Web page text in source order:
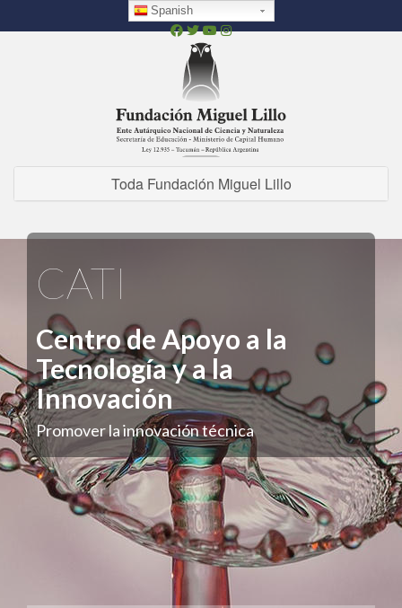
Spanish
Toda Fundación Miguel Lillo
CATI
Centro de Apoyo a la
Tecnología y a la
Innovación
Promover la innovación técnica